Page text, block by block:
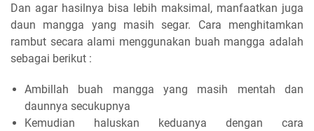
Dan agar hasilnya bisa lebih maksimal, manfaatkan juga
daun mangga yang masih segar. Cara menghitamkan
rambut secara alami menggunakan buah mangga adalah
sebagai berikut :
Ambillah buah mangga yang masih mentah dan
daunnya secukupnya
Kemudian haluskan keduanya dengan cara